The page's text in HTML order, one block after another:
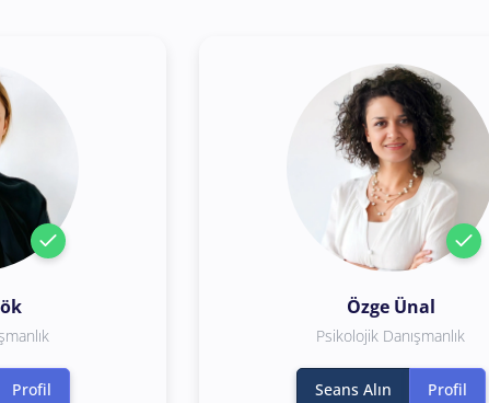
Profil
Özge Ünal
Psikolojik Danışmanlık
Seans Alın Profil